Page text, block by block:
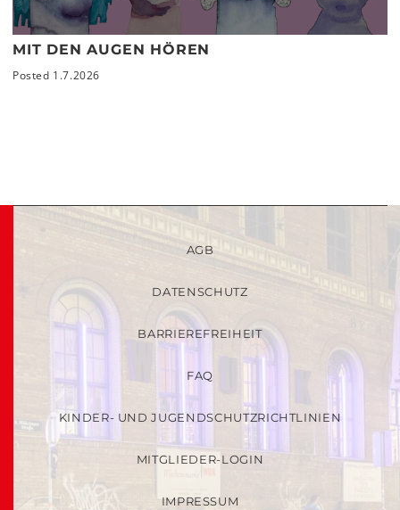
MIT DEN AUGEN HÖREN
Posted 1.7.2026
AGB
DATENSCHUTZ
BARRIEREFREIHEIT
FAQ
KINDER- UND JUGENDSCHUTZRICHTLINIEN
MITGLIEDER-LOGIN
IMPRESSUM